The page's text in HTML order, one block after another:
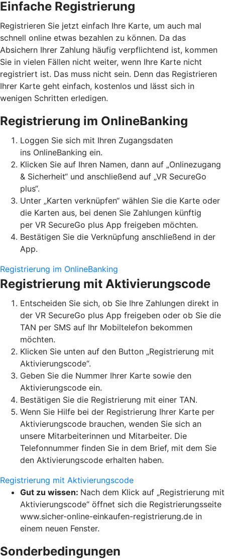
Einfache Registrierung
Registrieren Sie jetzt einfach Ihre Karte, um auch mal
schnell online etwas bezahlen zu können. Da das
Absichern Ihrer Zahlung häufig verpflichtend ist, kommen
Sie in vielen Fällen nicht weiter, wenn Ihre Karte nicht
registriert ist. Das muss nicht sein. Denn das Registrieren
Ihrer Karte geht einfach, kostenlos und lässt sich in
wenigen Schritten erledigen.
Registrierung im OnlineBanking
Loggen Sie sich mit Ihren Zugangsdaten
ins OnlineBanking ein.
Klicken Sie auf Ihren Namen, dann auf „Onlinezugang
& Sicherheit“ und anschließend auf „VR SecureGo
plus“.
Unter „Karten verknüpfen“ wählen Sie die Karte oder
die Karten aus, bei denen Sie Zahlungen künftig
per VR SecureGo plus App freigeben möchten.
Bestätigen Sie die Verknüpfung anschließend in der
App.
Registrierung im OnlineBanking
Registrierung mit Aktivierungscode
Entscheiden Sie sich, ob Sie Ihre Zahlungen direkt in
der VR SecureGo plus App freigeben oder ob Sie die
TAN per SMS auf Ihr Mobiltelefon bekommen
möchten.
Klicken Sie unten auf den Button „Registrierung mit
Aktivierungscode“.
Geben Sie die Nummer Ihrer Karte sowie den
Aktivierungscode ein.
Bestätigen Sie die Registrierung mit einer TAN.
Wenn Sie Hilfe bei der Registrierung Ihrer Karte per
Aktivierungscode brauchen, wenden Sie sich an
unsere Mitarbeiterinnen und Mitarbeiter. Die
Telefonnummer finden Sie in dem Brief, mit dem Sie
den Aktivierungscode erhalten haben.
Registrierung mit Aktivierungscode
Gut zu wissen: Nach dem Klick auf „Registrierung mit
Aktivierungscode“ öffnet sich die Registrierungsseite
www.sicher-online-einkaufen-registrierung.de in
einem neuen Fenster.
Sonderbedingungen